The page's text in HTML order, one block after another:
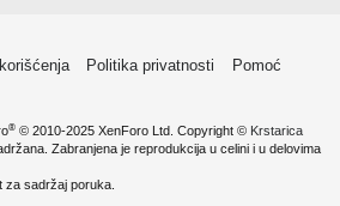
Politika privatnosti
Pomoć
® © 2010-2025 XenForo Ltd. Copyright © Krstarica
Zabranjena je reprodukcija u celini i u delovima
za sadržaj poruka.